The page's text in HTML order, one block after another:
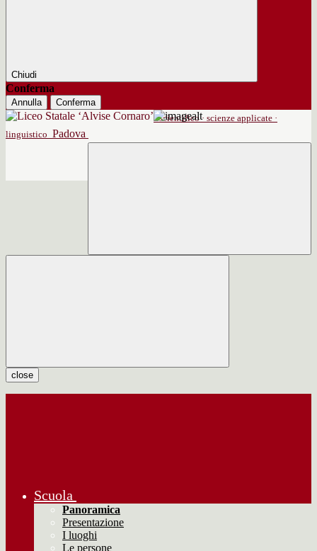
Chiudi
Conferma
Annulla
Conferma
scientifico · scienze applicate ·
linguistico Padova
close
Scuola
Panoramica
Presentazione
I luoghi
Le persone